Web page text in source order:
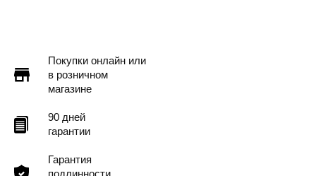
Покупки онлайн или
в розничном
магазине
90 дней
гарантии
Гарантия